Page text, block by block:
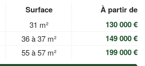
Surface À partir de
31 m² 130 000 €
36 à 37 m² 149 000 €
55 à 57 m²
199 000 €